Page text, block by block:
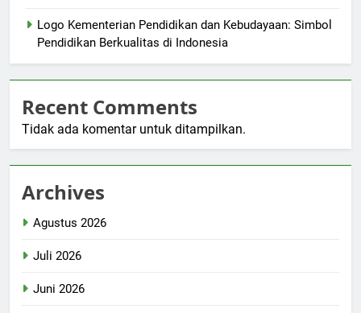
Logo Kementerian Pendidikan dan Kebudayaan: Simbol
Pendidikan Berkualitas di Indonesia
Recent Comments
Tidak ada komentar untuk ditampilkan.
Archives
Agustus 2026
Juli 2026
Juni 2026